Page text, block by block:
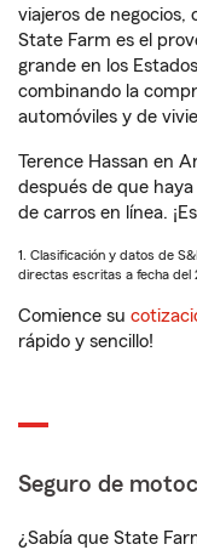
viajeros de negocios,
State Farm es el
grande en los
combinando la
automóviles y de
Terence Hassan en
después de que
de carros en línea.
1. Clasificación y datos de
directas escritas a fecha del
Comience su
rápido y sencillo!
Seguro de
¿Sabía que State